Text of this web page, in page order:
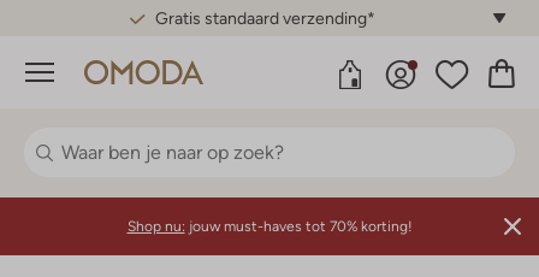
Gratis standaard verzending*
Menu
Shop nu: jouw must-haves tot 70% korting!